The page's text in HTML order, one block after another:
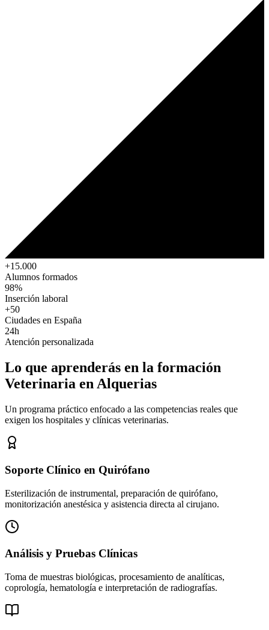
+15.000
Alumnos formados
98%
Inserción laboral
+50
Ciudades en España
24h
Atención personalizada
Lo que aprenderás en la formación
Veterinaria en Alquerias
Un programa práctico enfocado a las competencias reales que
exigen los hospitales y clínicas veterinarias.
Soporte Clínico en Quirófano
Esterilización de instrumental, preparación de quirófano,
monitorización anestésica y asistencia directa al cirujano.
Análisis y Pruebas Clínicas
Toma de muestras biológicas, procesamiento de analíticas,
coprología, hematología e interpretación de radiografías.